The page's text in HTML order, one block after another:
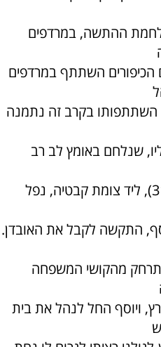
ההתשה, במרדפים
הכיפורים השתתף במרדפים
השתתפותו בקרב זה נתמנה
שנלחם באומץ לב רב
בטבת תשל"ד (31.12.1973), ליד צומת קבטיה, נפל
התקשה לקבל את האובדן.
מהקושי המשפחה
ויוסף החל לנהל את בית